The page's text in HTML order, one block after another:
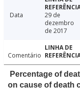
Data
29 de
dezembro
de 2017
Comentário
Percentage of
on cause of death